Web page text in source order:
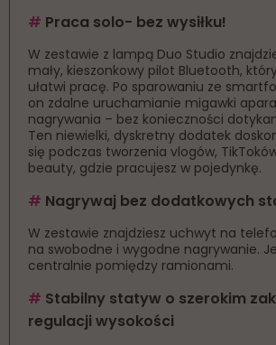
# Praca solo- bez wysiłku!
W zestawie z lampą Duo Studio
mały, kieszonkowy pilot Bluetooth,
ułatwi pracę. Po sparowaniu ze
on zdalne uruchamianie migawki
nagrywania – bez konieczności
Ten niewielki, dyskretny dodatek
się podczas tworzenia vlogów,
beauty, gdzie pracujesz w pojedynkę.
# Nagrywaj bez dodatkowych
W zestawie znajdziesz uchwyt na
na swobodne i wygodne nagrywanie.
centralnie pomiędzy ramionami.
# Stabilny statyw o szerokim
regulacji wysokości